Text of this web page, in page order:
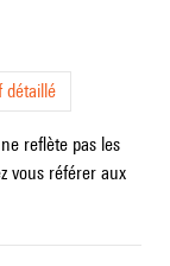
détaillé
reflète pas les
vous référer aux